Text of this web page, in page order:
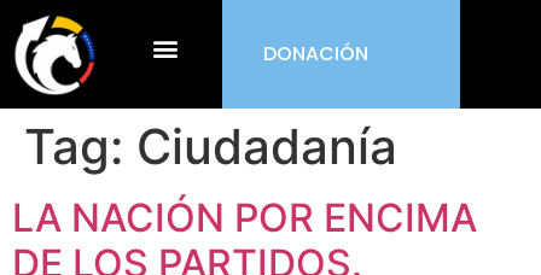
DONACIÓN
Tag: Ciudadanía
LA NACIÓN POR ENCIMA
DE LOS PARTIDOS.